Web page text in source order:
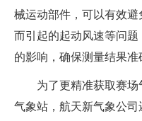
械运动部件，可以有效
而引起的起动风速等问
的影响，确保测量结果准
为了更精准获取赛场
气象站，航天新气象公司